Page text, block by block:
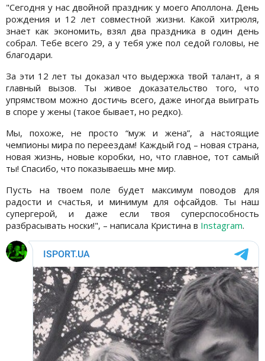
"Сегодня у нас двойной праздник у моего Аполлона. День
рождения и 12 лет совместной жизни. Какой хитрюля,
знает как экономить, взял два праздника в один день
собрал. Тебе всего 29, а у тебя уже пол седой головы, не
благодари.
За эти 12 лет ты доказал что выдержка твой талант, а я
главный вызов. Ты живое доказательство того, что
упрямством можно достичь всего, даже иногда выиграть
в споре у жены (такое бывает, но редко).
Мы, похоже, не просто “муж и жена”, а настоящие
чемпионы мира по переездам! Каждый год – новая страна,
новая жизнь, новые коробки, но, что главное, тот самый
ты! Спасибо, что показываешь мне мир.
Пусть на твоем поле будет максимум поводов для
радости и счастья, и минимум для офсайдов. Ты наш
супергерой, и даже если твоя суперспособность
разбрасывать носки!", – написала Кристина в Instagram.